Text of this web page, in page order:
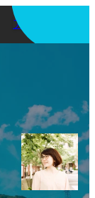
アプリを使う